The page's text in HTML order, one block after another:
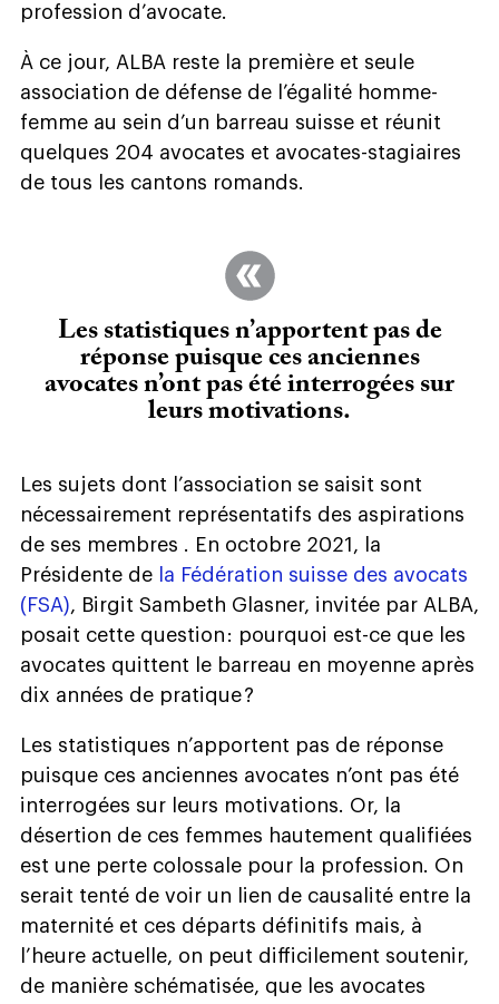
profession d’avocate.
À ce jour, ALBA reste la première et seule
association de défense de l’égalité homme-
femme au sein d’un barreau suisse et réunit
quelques 204 avocates et avocates-stagiaires
de tous les cantons romands.
Les statistiques n’apportent pas de
réponse puisque ces anciennes
avocates n’ont pas été interrogées sur
leurs motivations.
Les sujets dont l’association se saisit sont
nécessairement représentatifs des aspirations
de ses membres . En octobre 2021, la
Présidente de
la Fédération suisse des avocats
(FSA), Birgit Sambeth Glasner, invitée par ALBA,
posait cette question : pourquoi est-ce que les
avocates quittent le barreau en moyenne après
dix années de pratique ?
Les statistiques n’apportent pas de réponse
puisque ces anciennes avocates n’ont pas été
interrogées sur leurs motivations. Or, la
désertion de ces femmes hautement qualifiées
est une perte colossale pour la profession. On
serait tenté de voir un lien de causalité entre la
maternité et ces départs définitifs mais, à
l’heure actuelle, on peut difficilement soutenir,
de manière schématisée, que les avocates